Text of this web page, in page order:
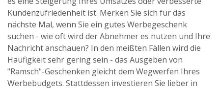
Kundenzufriedenheit ist. Merken Sie sich für das
nächste Mal, wenn Sie ein gutes Werbegeschenk
suchen - wie oft wird der Abnehmer es nutzen und Ihre
Nachricht anschauen? In den meißten Fällen wird die
Häufigkeit sehr gering sein - das Ausgeben von
"Ramsch"-Geschenken gleicht dem Wegwerfen Ihres
Werbebudgets. Stattdessen investieren Sie lieber in